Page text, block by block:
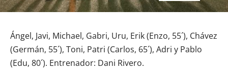
Ángel, Javi, Michael, Gabri, Uru, Erik (Enzo, 55´), Chávez
(Germán, 55´), Toni, Patri (Carlos, 65´), Adri y Pablo
(Edu, 80´). Entrenador: Dani Rivero.